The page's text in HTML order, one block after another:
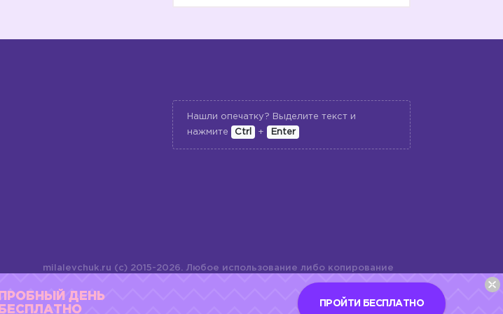
Нашли опечатку? Выделите текст и
нажмите
Ctrl + Enter
milalevchuk.ru (c) 2015-2026. Любое использование либо копирование
материалов или подборки материалов сайта, элементов дизайна и
оформления допускается лишь с разрешения правообладателя и
ПРОБНЫЙ ДЕНЬ
БЕСПЛАТНО
ПРОЙТИ БЕСПЛАТНО